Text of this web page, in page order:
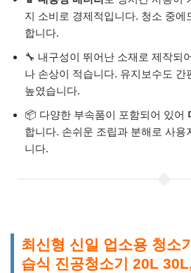
지 소비로 경제적입니다. 청소 중에
합니다.
🔧 내구성이 뛰어난 소재로 제작되
나 손상이 적습니다. 유지보수도 간
높였습니다.
📦 다양한 부속품이 포함되어 있어
합니다. 손쉬운 조립과 분해로 사용
니다.
최신형 신일 업소용 청소
습식 진공청소기 20L